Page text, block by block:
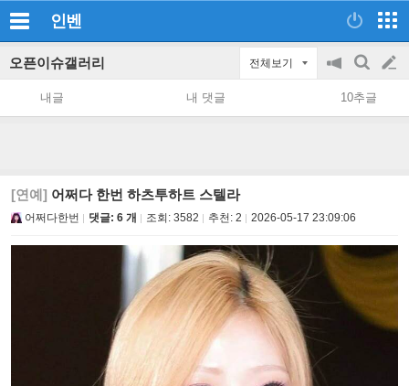
인벤
오픈이슈갤러리 전체보기
공
지
on/off
검
색
글
쓰
내글 내 댓글 10추글
[연예] 어쩌다 한번 하츠투하트 스텔라
어쩌다한번 댓글: 6 개 조회: 3582 추천: 2 2026-05-17 23:09:06